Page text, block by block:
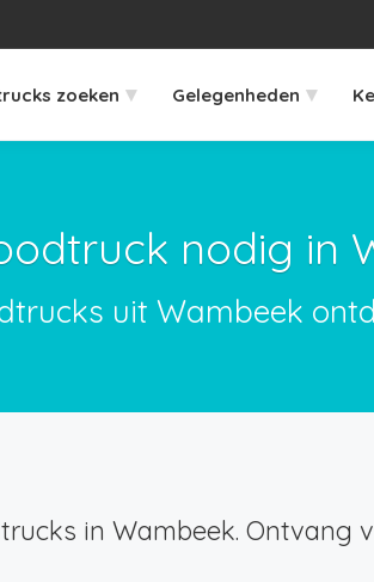
zoeken ▾ Gelegenheden ▾
nodig in
uit Wambeek
in Wambeek. Ontvang